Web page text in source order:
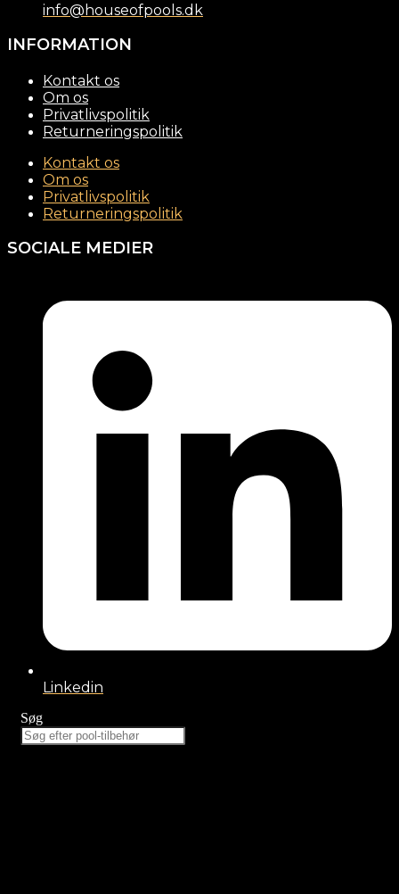
info@houseofpools.dk
INFORMATION
Kontakt os
Om os
Privatlivspolitik
Returneringspolitik
Kontakt os
Om os
Privatlivspolitik
Returneringspolitik
SOCIALE MEDIER
Linkedin
Søg